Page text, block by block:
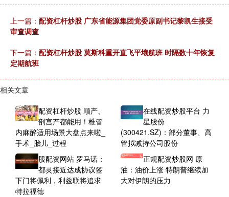
上一篇： 配资杠杆炒股 广东省能源集团党委原副书记黎凯生接受
审查调查
下一篇： 配资杠杆炒股 莫斯科重开直飞平壤航班 时隔数十年恢复
定期航班
相关文章
配资杠杆炒股 顺产、
剖宫产都能用！椎管
内麻醉适用场景大盘点来啦_
手术_胎儿_过程
在线配资炒股平台 力
星股份
(300421.SZ)：部分董事、高
管拟减持公司股份
股配资网站 罗马诺：
都灵接近达成协议签
下门将佩利，利兹联将追求
特拉福德
正规配资炒股网 原
油：油价上涨 特朗普继续加
大对伊朗的压力